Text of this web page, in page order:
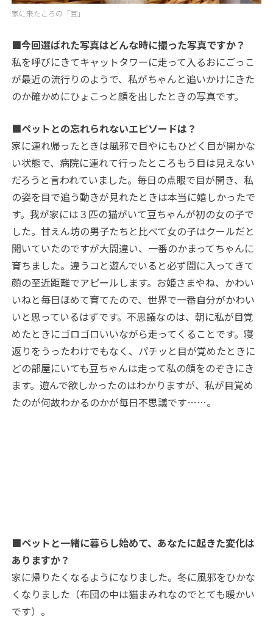
家に来たころの「豆」
■今回選ばれた写真はどんな時に撮った写真ですか？
私を呼びにきてキャットタワーに走って入るおにごっこ
が最近の流行りのようで、私がちゃんと追いかけにきた
のか確かめにひょこっと顔を出したときの写真です。
■ペットとの忘れられないエピソードは？
家に連れ帰ったときは風邪で目やにもひどく目が開かな
い状態で、病院に連れて行ったところもう目は見えない
だろうと言われていました。毎日の点眼で目が開き、私
の姿を目で追う動きが見れたときは本当に嬉しかったで
す。我が家には３匹の猫がいて豆ちゃんが初の女の子で
した。甘えん坊の男子たちと比べて女の子はクールだと
聞いていたのですが大間違い、一番のかまってちゃんに
育ちました。違うコと遊んでいると必ず間に入ってきて
顔の至近距離でアピールします。お姫さまやね、かわい
いねと毎日ほめて育てたので、世界で一番自分がかわい
いと思っているはずです。不思議なのは、朝に私が目覚
めたときにゴロゴロいいながら走ってくることです。寝
返りをうったわけでもなく、パチッと目が覚めたときに
どの部屋にいても豆ちゃんは走って私の顔をのぞきにき
ます。遊んで欲しかったのはわかりますが、私が目覚め
たのが何故わかるのかが毎日不思議です……。
■ペットと一緒に暮らし始めて、あなたに起きた変化は
ありますか？
家に帰りたくなるようになりました。冬に風邪をひかな
くなりました（布団の中は猫まみれなのでとても暖かい
です）。